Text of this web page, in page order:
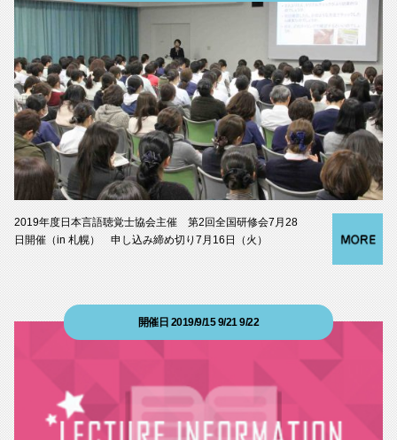
2019年度日本言語聴覚士協会主催 第2回全国研修会7月28
日開催（in 札幌） 申し込み締め切り7月16日（火）
開催日 2019/9/15 9/21 9/22